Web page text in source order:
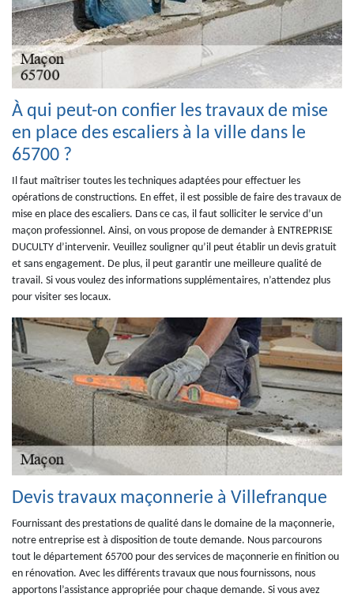
À qui peut-on confier les travaux de mise
en place des escaliers à la ville dans le
65700 ?
Il faut maîtriser toutes les techniques adaptées pour effectuer les
opérations de constructions. En effet, il est possible de faire des travaux de
mise en place des escaliers. Dans ce cas, il faut solliciter le service d’un
maçon professionnel. Ainsi, on vous propose de demander à ENTREPRISE
DUCULTY d’intervenir. Veuillez souligner qu’il peut établir un devis gratuit
et sans engagement. De plus, il peut garantir une meilleure qualité de
travail. Si vous voulez des informations supplémentaires, n’attendez plus
pour visiter ses locaux.
Devis travaux maçonnerie à Villefranque
Fournissant des prestations de qualité dans le domaine de la maçonnerie,
notre entreprise est à disposition de toute demande. Nous parcourons
tout le département 65700 pour des services de maçonnerie en finition ou
en rénovation. Avec les différents travaux que nous fournissons, nous
apportons l’assistance appropriée pour chaque demande. Si vous avez